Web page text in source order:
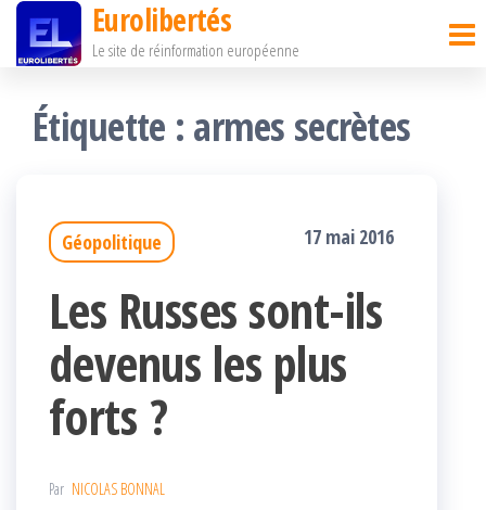
Passer
contenu
Eurolibertés
Le site de réinformation européenne
Étiquette : armes secrètes
Géopolitique 17 mai 2016
Les Russes sont-ils
devenus les plus
forts ?
Par NICOLAS BONNAL